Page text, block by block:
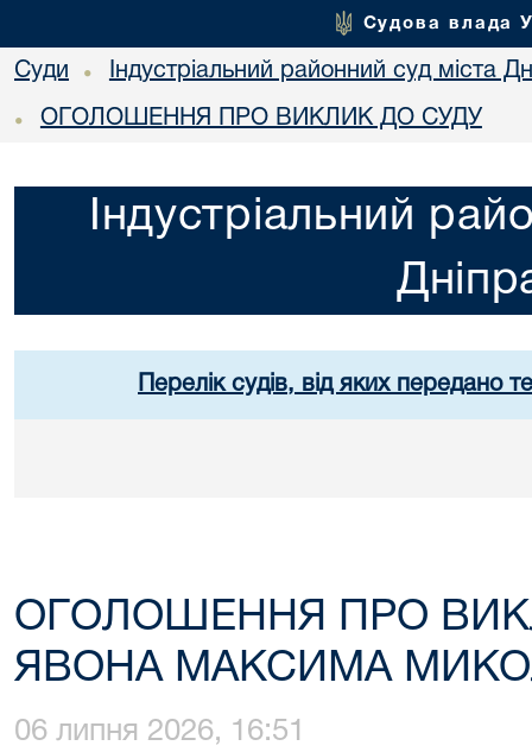
Судова влада
Суди • Індустріальний районний суд міста
• ОГОЛОШЕННЯ ПРО ВИКЛИК ДО СУДУ
Індустріальний
Перелік судів, від яких передано
ОГОЛОШЕННЯ ПРО
ЯВОНА МАКСИМА
06 липня 2026, 16:51